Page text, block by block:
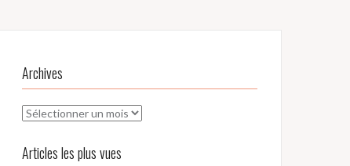
Archives
Archives
Articles les plus vues